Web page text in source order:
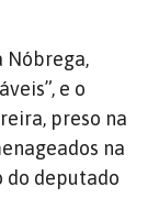
Nóbrega,
e o
preso na
na
do deputado